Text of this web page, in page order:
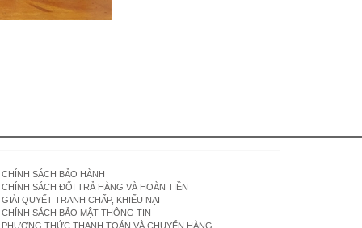
CHÍNH SÁCH BẢO HÀNH
CHÍNH SÁCH ĐỔI TRẢ HÀNG VÀ HOÀN TIỀN
GIẢI QUYẾT TRANH CHẤP, KHIẾU NẠI
CHÍNH SÁCH BẢO MẬT THÔNG TIN
PHƯƠNG THỨC THANH TOÁN VÀ CHUYỂN HÀNG